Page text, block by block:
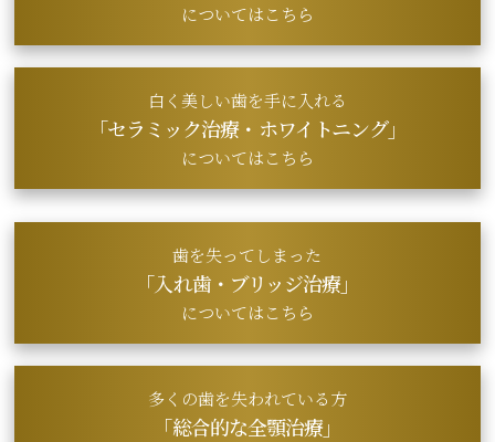
についてはこちら
白く美しい歯を手に入れる
「セラミック治療・ ホワイトニング」
についてはこちら
歯を失ってしまった
「入れ歯・ブリッジ治療」
についてはこちら
多くの歯を失われている方
「総合的な全顎治療」